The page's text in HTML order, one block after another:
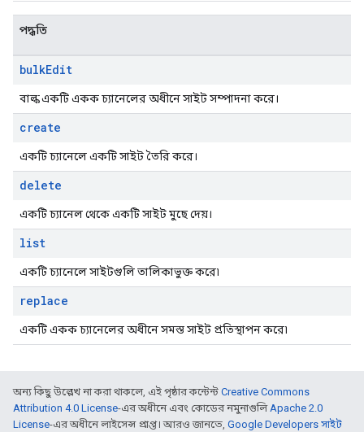
পদ্ধতি
bulkEdit
বাল্ক একটি একক চ্যানেলের অধীনে সাইট সম্পাদনা করে।
create
একটি চ্যানেলে একটি সাইট তৈরি করে।
delete
একটি চ্যানেল থেকে একটি সাইট মুছে দেয়।
list
একটি চ্যানেলে সাইটগুলি তালিকাভুক্ত করে৷
replace
একটি একক চ্যানেলের অধীনে সমস্ত সাইট প্রতিস্থাপন করে৷
অন্য কিছু উল্লেখ না করা থাকলে, এই পৃষ্ঠার কন্টেন্ট Creative Commons
Attribution 4.0 License-এর অধীনে এবং কোডের নমুনাগুলিApache 2.0
License-এর অধীনে লাইসেন্স প্রাপ্ত। আরও জানতে, Google Developers সাইট